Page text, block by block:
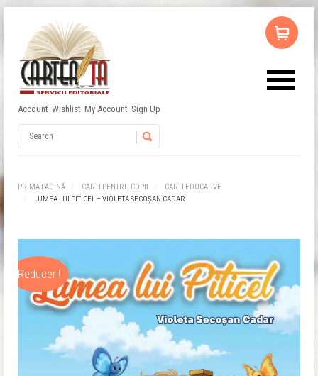
Account Wishlist My Account Sign Up
PRIMA PAGINĂ CARTI PENTRU COPII
CARTI EDUCATIVE
LUMEA LUI PITICEL – VIOLETA SECOŞAN CADAR
Reduceri!
Remember Me
Nu ai niciun produs în coș.